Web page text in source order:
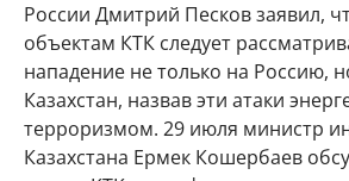
России Дмитрий Песков заявил,
объектам КТК следует
нападение не только на Россию,
Казахстан, назвав эти атаки
терроризмом. 29 июля министр
Казахстана Ермек Кошербаев